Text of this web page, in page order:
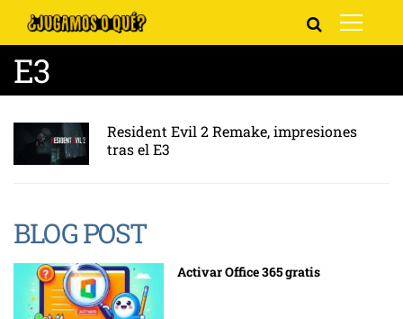
E3
Resident Evil 2 Remake, impresiones
tras el E3
BLOG POST
Activar Office 365 gratis